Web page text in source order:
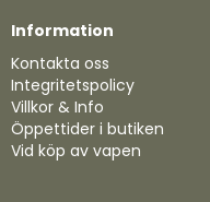
Information
Kontakta oss
Integritetspolicy
Villkor & Info
Öppettider i butiken
Vid köp av vapen